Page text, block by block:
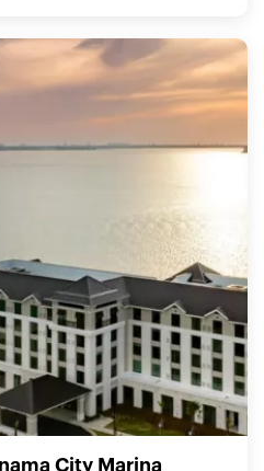
City Marina